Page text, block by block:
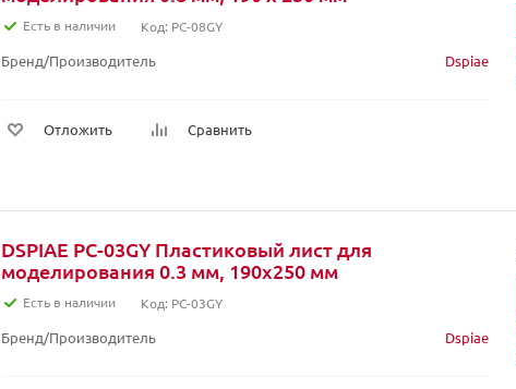
Есть в наличии Код: PC-08GY
Бренд/Производитель Dspiae
Отложить Сравнить
DSPIAE PC-03GY Пластиковый лист для
моделирования 0.3 мм, 190х250 мм
Есть в наличии Код: PC-03GY
Бренд/Производитель Dspiae